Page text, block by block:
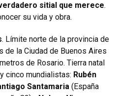
sitial que merece.
su vida y obra.
. Límite norte de la provincia de
de la Ciudad de Buenos Aires
de Rosario. Tierra natal
cinco mundialistas: Rubén
Santamaria (España